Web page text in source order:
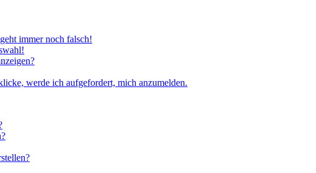
immer noch falsch!
werde ich aufgefordert, mich anzumelden.